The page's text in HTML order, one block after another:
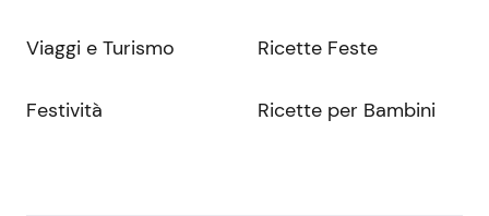
Viaggi e Turismo
Festività
Ricette Feste
Ricette per Bambini